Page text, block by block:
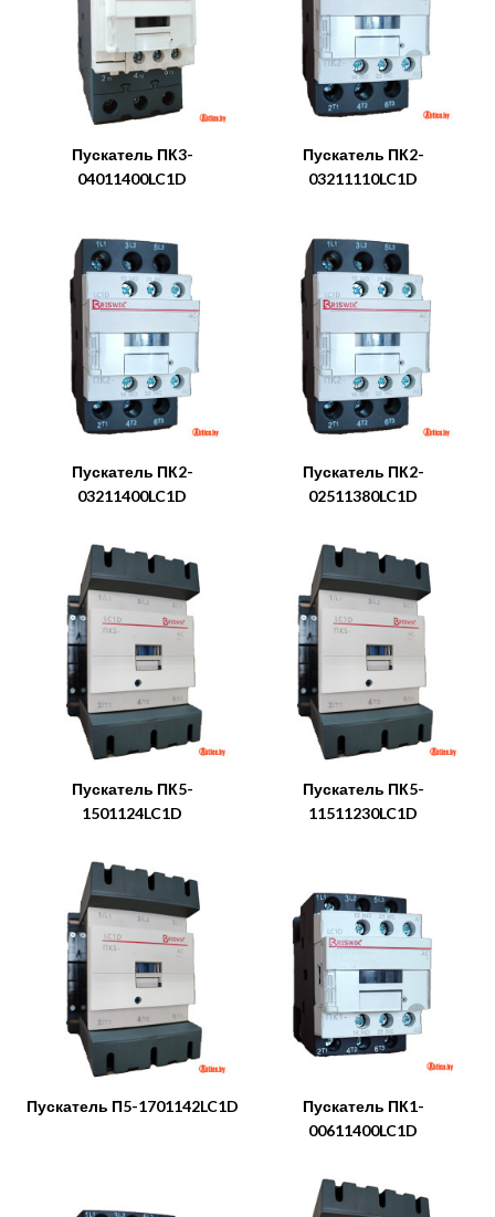
Пускатель ПК3-
04011400LC1D
Пускатель ПК2-
03211110LC1D
Пускатель ПК2-
03211400LC1D
Пускатель ПК2-
02511380LC1D
Пускатель ПК5-
1501124LC1D
Пускатель ПК5-
11511230LC1D
Пускатель П5-1701142LC1D
Пускатель ПК1-
00611400LC1D